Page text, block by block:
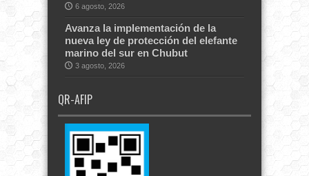
6 agosto, 2026
Avanza la implementación de la
nueva ley de protección del elefante
marino del sur en Chubut
3 agosto, 2026
QR-AFIP